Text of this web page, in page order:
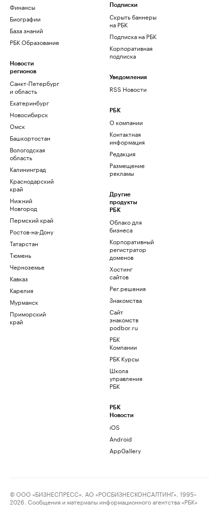
Финансы
Биографии
База знаний
РБК Образование
Новости
регионов
Санкт-Петербург
и область
Екатеринбург
Новосибирск
Омск
Башкортостан
Вологодская
область
Калининград
Краснодарский
край
Нижний
Новгород
Пермский край
Ростов-на-Дону
Татарстан
Тюмень
Черноземье
Кавказ
Карелия
Мурманск
Приморский
край
Подписки
Скрыть баннеры
на РБК
Подписка на РБК
Корпоративная
подписка
Уведомления
RSS Новости
РБК
О компании
Контактная
информация
Редакция
Размещение
рекламы
Другие
продукты
РБК
Облако для
бизнеса
Корпоративный
регистратор
доменов
Хостинг
сайтов
Рег.решения
Знакомства
Сайт
знакомств
podbor.ru
РБК
Компании
РБК Курсы
Школа
управления
РБК
РБК
Новости
iOS
Android
AppGallery
© ООО «БИЗНЕСПРЕСС», АО «РОСБИЗНЕСКОНСАЛТИНГ», 1995–
2026. Сообщения и материалы информационного агентства «РБК»